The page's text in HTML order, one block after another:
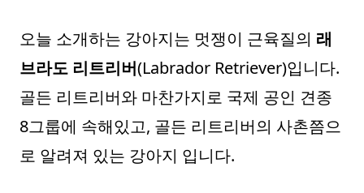
오늘 소개하는 강아지는 멋쟁이 근육질의 래
브라도 리트리버(Labrador Retriever)입니다.
골든 리트리버와 마찬가지로 국제 공인 견종
8그룹에 속해있고, 골든 리트리버의 사촌쯤으
로 알려져 있는 강아지 입니다.